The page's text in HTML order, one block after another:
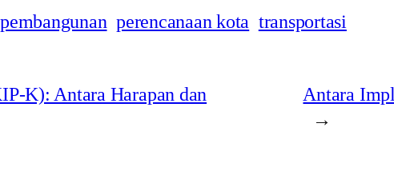
pembangunan perencanaan kota transportasi
K): Antara Harapan dan
Antara
→